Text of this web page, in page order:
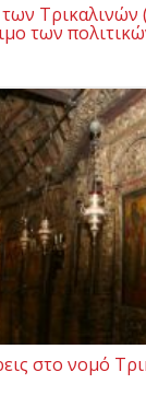
Τρικαλινών
των
στο νομό